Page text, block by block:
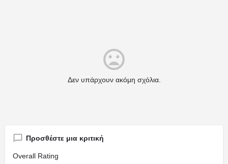
Δεν υπάρχουν ακόμη σχόλια.
Προσθέστε μια κριτική
Overall Rating